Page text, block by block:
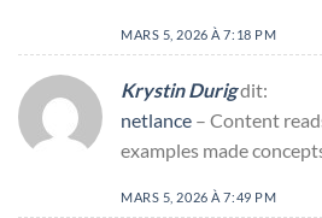
MARS 5, 2026 À 7:18 PM
Krystin Durigdit:
netlance – Content
examples made
MARS 5, 2026 À 7:49 PM